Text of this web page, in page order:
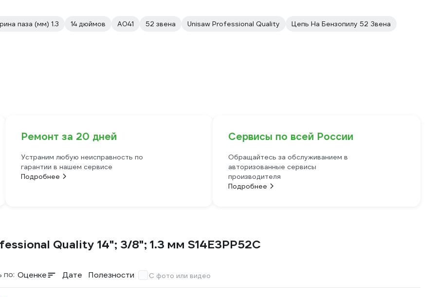
паза (мм) 1.3 14 дюймов A041 52 звена Unisaw Professional Quality Цепь На Бензопилу 52 Звена
Ремонт за 20 дней
Устраним любую неисправность по
гарантии в нашем сервисе
Подробнее
Сервисы по всей России
Обращайтесь за обслуживанием в
авторизованные сервисы
производителя
Подробнее
Quality 14"; 3/8"; 1.3 мм S14E3PP52C
по: Оценке Дате Полезности С фото или видео